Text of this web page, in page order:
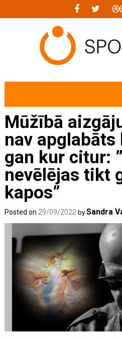
Mūžībā
nav apglabāts
gan kur citur:
nevēlējas tikt
kapos”
Posted on 29/09/2022 bySandra